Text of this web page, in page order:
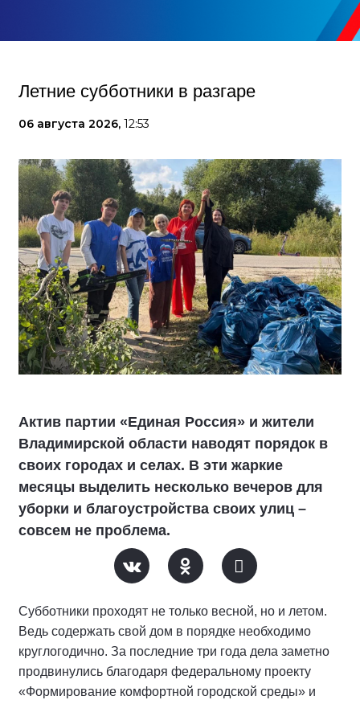
Летние субботники в разгаре
06 августа 2026, 12:53
Актив партии «Единая Россия» и жители
Владимирской области наводят порядок в
своих городах и селах. В эти жаркие
месяцы выделить несколько вечеров для
уборки и благоустройства своих улиц –
совсем не проблема.
Субботники проходят не только весной, но и летом.
Ведь содержать свой дом в порядке необходимо
круглогодично. За последние три года дела заметно
продвинулись благодаря федеральному проекту
«Формирование комфортной городской среды» и